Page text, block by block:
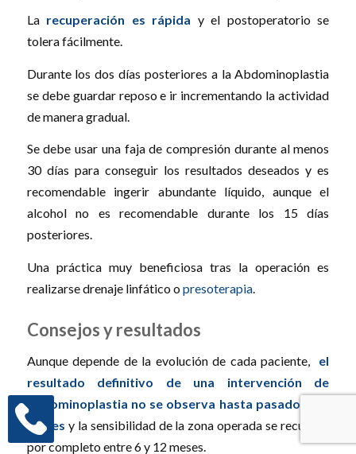
La recuperación es rápida y el postoperatorio se
tolera fácilmente.
Durante los dos días posteriores a la Abdominoplastia
se debe guardar reposo e ir incrementando la actividad
de manera gradual.
Se debe usar una faja de compresión durante al menos
30 días para conseguir los resultados deseados y es
recomendable ingerir abundante líquido, aunque el
alcohol no es recomendable durante los 15 días
posteriores.
Una práctica muy beneficiosa tras la operación es
realizarse drenaje linfático opresoterapia.
Consejos y resultados
Aunque depende de la evolución de cada paciente, el
resultado definitivo de una intervención de
abdominoplastia no se observa hasta pasados 3-4
meses y la sensibilidad de la zona operada se recupera
por completo entre 6 y 12 meses.